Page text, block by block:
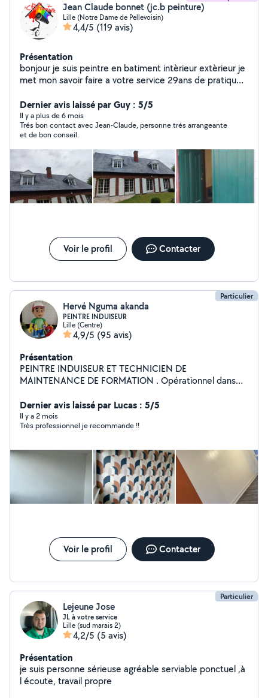
Jean Claude bonnet (jc.b peinture)
Lille (Notre Dame de Pellevoisin)
4,4/5 (119 avis)
Présentation
bonjour je suis peintre en batiment intèrieur extèrieur je
met mon savoir faire a votre service 29ans de pratique
Dernier avis laissé par Guy : 5/5
Il y a plus de 6 mois
Trés bon contact avec Jean-Claude, personne trés arrangeante
et de bon conseil.
Voir le profil Contacter
Particulier
Hervé Nguma akanda
PEINTRE INDUISEUR
Lille (Centre)
4,9/5 (95 avis)
Présentation
PEINTRE INDUISEUR ET TECHNICIEN DE
MAINTENANCE DE FORMATION . Opérationnel dans
Tapisserie - Électricité - Pose cuisine - Pose parquet et
tout types de soles - Dépannage électroménagère - Et
tout autre type de bricolages
Dernier avis laissé par Lucas : 5/5
Il y a 2 mois
Très professionnel je recommande !!
Voir le profil Contacter
Particulier
Lejeune Jose
JL à votre service
Lille (sud marais 2)
4,2/5 (5 avis)
Présentation
je suis personne sérieuse agréable serviable ponctuel ,à
l écoute, travail propre